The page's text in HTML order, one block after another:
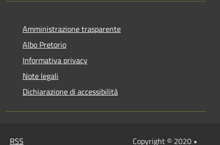
Amministrazione trasparente
Albo Pretorio
Informativa privacy
Note legali
Dichiarazione di accessibilità
RSS
Copyright © 2020 •